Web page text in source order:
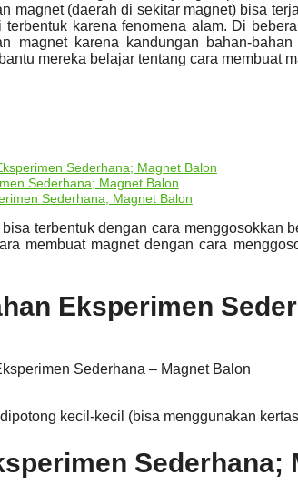
magnet (daerah di sekitar magnet) bisa
terbentuk karena fenomena alam. Di
magnet karena kandungan bahan-
mereka belajar tentang cara membuat
Sederhana; Magnet Balon
Sederhana; Magnet Balon
Sederhana; Magnet Balon
terbentuk dengan cara menggosokkan
membuat magnet dengan cara
Eksperimen
Sederhana – Magnet Balon
kecil-kecil (bisa menggunakan
Sederhana;